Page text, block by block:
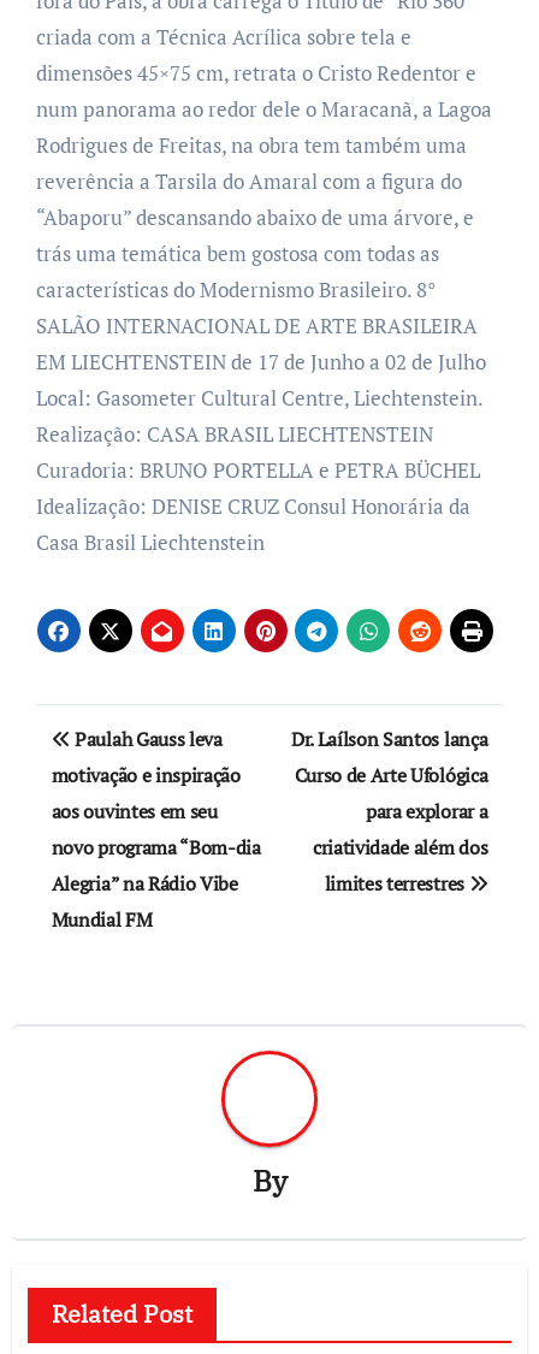
criada com a Técnica Acrílica sobre tela e
dimensões 45×75 cm, retrata o Cristo Redentor e
num panorama ao redor dele o Maracanã,a Lagoa
Rodrigues de Freitas, na obra tem também uma
reverência a Tarsila do Amaral com a figura do
“Abaporu” descansando abaixo de uma árvore,e
trás uma temática bem gostosa com todas as
características do Modernismo Brasileiro. 8°
SALÃO INTERNACIONAL DE ARTE BRASILEIRA
EM LIECHTENSTEINde 17 de Junho a 02 de Julho
Local: Gasometer Cultural Centre, Liechtenstein.
Realização: CASA BRASIL LIECHTENSTEIN
Curadoria: BRUNO PORTELLA e PETRA BÜCHEL
Idealização: DENISE CRUZ Consul Honorária da
Casa Brasil Liechtenstein
Navegação
de
Post
Paulah Gauss leva
motivação e inspiração
aos ouvintes em seu
novo programa “Bom-dia
Alegria” na Rádio Vibe
Mundial FM
Dr. Laílson Santos lança
Curso de Arte Ufológica
para explorar a
criatividade além dos
limites terrestres
By
Related Post